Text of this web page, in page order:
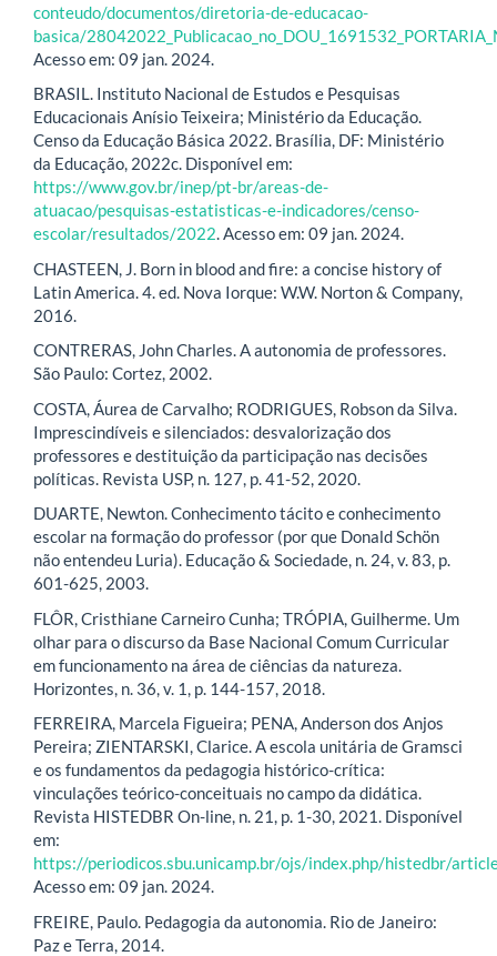
conteudo/documentos/diretoria-de-educacao-
basica/
Acesso em: 09 jan. 2024.
BRASIL. Instituto Nacional de Estudos e Pesquisas
Educacionais Anísio Teixeira; Ministério da Educação.
Censo da Educação Básica 2022. Brasília, DF: Ministério
da Educação, 2022c. Disponível em:
https://www.gov.br/inep/pt-br/areas-de-
atuacao/pesquisas-estatisticas-e-indicadores/censo-
escolar/resultados/2022. Acesso em: 09 jan. 2024.
CHASTEEN, J. Born in blood and fire: a concise history of
Latin America. 4. ed. Nova Iorque: W.W. Norton & Company,
2016.
CONTRERAS, John Charles. A autonomia de professores.
São Paulo: Cortez, 2002.
COSTA, Áurea de Carvalho; RODRIGUES, Robson da Silva.
Imprescindíveis e silenciados: desvalorização dos
professores e destituição da participação nas decisões
políticas. Revista USP, n. 127, p. 41-52, 2020.
DUARTE, Newton. Conhecimento tácito e conhecimento
escolar na formação do professor (por que Donald Schön
não entendeu Luria). Educação & Sociedade, n. 24, v. 83, p.
601-625, 2003.
FLÔR, Cristhiane Carneiro Cunha; TRÓPIA, Guilherme. Um
olhar para o discurso da Base Nacional Comum Curricular
em funcionamento na área de ciências da natureza.
Horizontes, n. 36, v. 1, p. 144-157, 2018.
FERREIRA, Marcela Figueira; PENA, Anderson dos Anjos
Pereira; ZIENTARSKI, Clarice. A escola unitária de Gramsci
e os fundamentos da pedagogia histórico-crítica:
vinculações teórico-conceituais no campo da didática.
Revista HISTEDBR On-line, n. 21, p. 1-30, 2021. Disponível
em:
https://periodicos.sbu.unicamp.br/ojs/index.php/histedbr/
Acesso em: 09 jan. 2024.
FREIRE, Paulo. Pedagogia da autonomia. Rio de Janeiro:
Paz e Terra, 2014.